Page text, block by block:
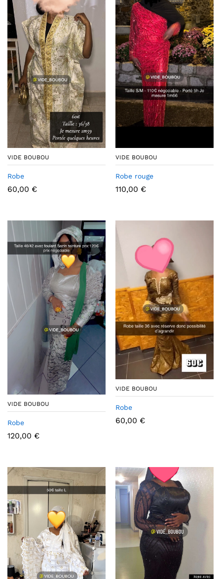
VIDE BOUBOU
Robe
60,00 €
VIDE BOUBOU
Robe rouge
110,00 €
VIDE BOUBOU
Robe
120,00 €
VIDE BOUBOU
Robe
60,00 €